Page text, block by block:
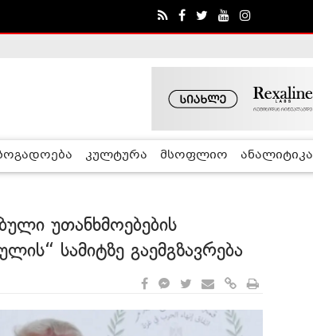
კომისია
კულტურა მსოფლიო ანალიტიკა
უთანხმოებების
სამიტზე გაემგზავრება